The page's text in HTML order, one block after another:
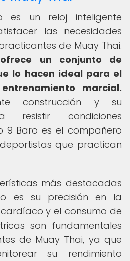
es un reloj inteligente
las necesidades
de Muay Thai.
un conjunto de
lo hacen ideal para el
marcial.
construcción y su
resistir condiciones
9 Baro es el compañero
que practican
más destacadas
es su precisión en la
y el consumo de
son fundamentales
de Muay Thai, ya que
su rendimiento